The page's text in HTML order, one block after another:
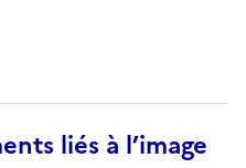
liés à l’image